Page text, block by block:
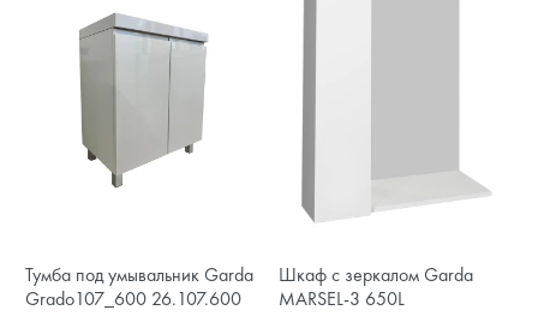
Тумба под умывальник Garda
Grado107_600 26.107.600
Шкаф с зеркалом Garda
MARSEL-3 650L